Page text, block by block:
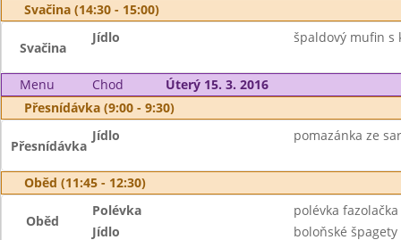
Svačina (14:30 - 15:00)
Svačina
Jídlo špaldový mufin s
Menu Chod
Úterý 15. 3. 2016
Přesnídávka (9:00 - 9:30)
Přesnídávka
Jídlo pomazánka ze
Oběd (11:45 - 12:30)
Oběd
Polévka
polévka
Jídlo
boloňské